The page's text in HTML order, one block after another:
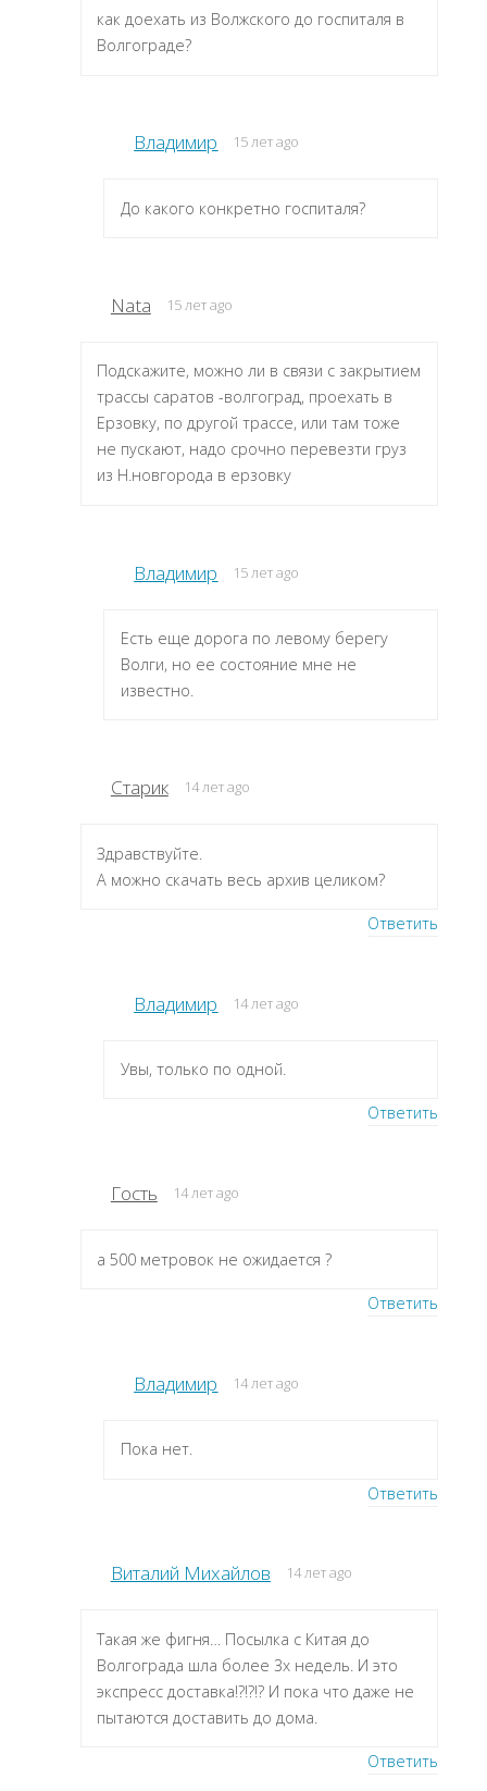
как доехать из Волжского до госпиталя в
Волгограде?
Владимир 15 лет ago
До какого конкретно госпиталя?
Nata 15 лет ago
Подскажите, можно ли в связи с закрытием
трассы саратов -волгоград, проехать в
Ерзовку, по другой трассе, или там тоже
не пускают, надо срочно перевезти груз
из Н.новгорода в ерзовку
Владимир 15 лет ago
Есть еще дорога по левому берегу
Волги, но ее состояние мне не
известно.
Старик 14 лет ago
Здравствуйте.
А можно скачать весь архив целиком?
Ответить
Владимир 14 лет ago
Увы, только по одной.
Ответить
Гость 14 лет ago
а 500 метровок не ожидается ?
Ответить
Владимир 14 лет ago
Пока нет.
Ответить
Виталий Михайлов 14 лет ago
Такая же фигня… Посылка с Китая до
Волгограда шла более 3х недель. И это
экспресс доставка!?!?!? И пока что даже не
пытаются доставить до дома.
Ответить